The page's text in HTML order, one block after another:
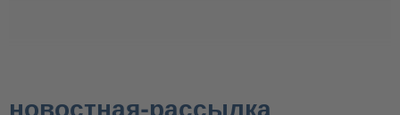
новостная-рассылка